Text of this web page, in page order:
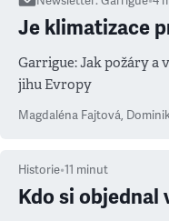
Je klimatizace
Garrigue: Jak požáry a
jihu Evropy
Magdaléna Fajtová,
Historie•11 minut
Kdo si objednal